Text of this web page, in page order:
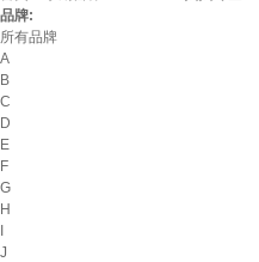
品牌:
所有品牌
A
B
C
D
E
F
G
H
J